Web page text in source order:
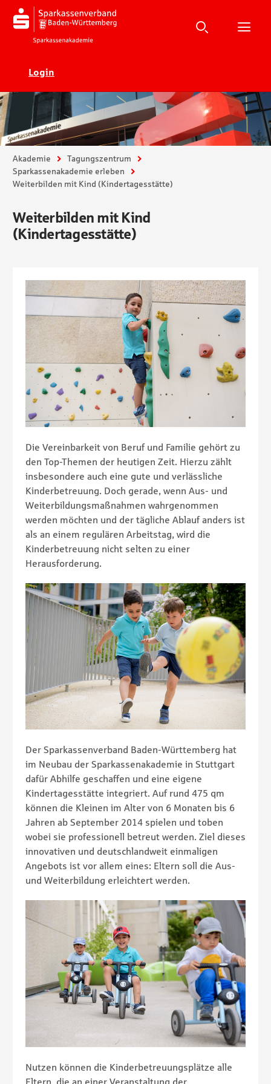
Ecadia
Login
Suche
Suche
Sie sind hier:
Akademie
Tagungszentrum
Sparkassenakademie erleben
Weiterbilden mit Kind (Kindertagesstätte)
Weiterbilden mit Kind
(Kindertagesstätte)
Die Vereinbarkeit von Beruf und Familie gehört zu
den Top-Themen der heutigen Zeit. Hierzu zählt
insbesondere auch eine gute und verlässliche
Kinderbetreuung. Doch gerade, wenn Aus- und
Weiterbildungsmaßnahmen wahrgenommen
werden möchten und der tägliche Ablauf anders ist
als an einem regulären Arbeitstag, wird die
Kinderbetreuung nicht selten zu einer
Herausforderung.
Der Sparkassenverband Baden-Württemberg hat
im Neubau der Sparkassenakademie in Stuttgart
dafür Abhilfe geschaffen und eine eigene
Kindertagesstätte integriert. Auf rund 475 qm
können die Kleinen im Alter von 6 Monaten bis 6
Jahren ab September 2014 spielen und toben
wobei sie professionell betreut werden. Ziel dieses
innovativen und deutschlandweit einmaligen
Angebots ist vor allem eines: Eltern soll die Aus-
und Weiterbildung erleichtert werden.
Nutzen können die Kinderbetreuungsplätze alle
Eltern, die an einer Veranstaltung der